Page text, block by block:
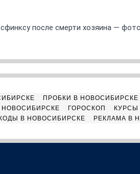
после смерти хозяина —
ПРОБКИ В НОВОСИБИРСКЕ
ГОРОСКОП
В НОВОСИБИРСКЕ РЕКЛАМА В